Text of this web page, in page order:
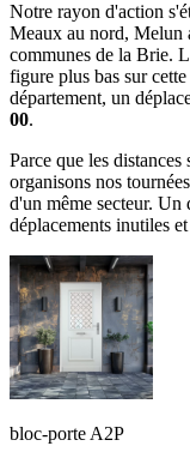
Notre rayon d'action
Meaux au nord, Melun
communes de la Brie.
figure plus bas sur
département, un
00.
Parce que les
organisons nos
d'un même secteur. Un
déplacements inutiles
bloc-porte A2P